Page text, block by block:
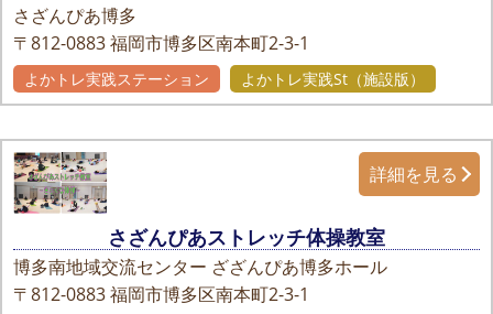
さざんぴあ博多
〒812-0883福岡市博多区南本町2-3-1
よかトレ実践ステーション よかトレ実践St（施設版）
さざんぴあストレッチ体操教室
博多南地域交流センター ざざんぴあ博多ホール
〒812-0883福岡市博多区南本町2-3-1
詳細を見る